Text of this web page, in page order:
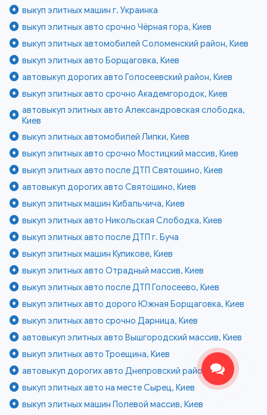
выкуп элитных машин г. Украинка
выкуп элитных авто срочно Чёрная гора, Киев
выкуп элитных автомобилей Соломенский район, Киев
выкуп элитных авто Борщаговка, Киев
автовыкуп дорогих авто Голосеевский район, Киев
выкуп элитных авто срочно Академгородок, Киев
автовыкуп элитных авто Александровская слободка,
Киев
выкуп элитных автомобилей Липки, Киев
выкуп элитных авто срочно Мостицкий массив, Киев
выкуп элитных авто после ДТП Святошино, Киев
автовыкуп дорогих авто Святошино, Киев
выкуп элитных машин Кибальчича, Киев
выкуп элитных авто Никольская Слободка, Киев
выкуп элитных авто после ДТП г. Буча
выкуп элитных машин Куликове, Киев
выкуп элитных авто Отрадный массив, Киев
выкуп элитных авто после ДТП Голосеево, Киев
выкуп элитных авто дорого Южная Борщаговка, Киев
выкуп элитных авто срочно Дарница, Киев
автовыкуп элитных авто Вышгородский массив, Киев
выкуп элитных авто Троещина, Киев
автовыкуп дорогих авто Днепровский район, Киев
выкуп элитных авто на месте Сырец, Киев
выкуп элитных машин Полевой массив, Киев